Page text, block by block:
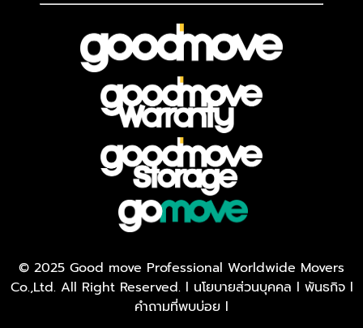
© 2025 Good move Professional Worldwide Movers
Co.,Ltd. All Right Reserved. l นโยบายส่วนบุคคล l พันธกิจl
คำถามที่พบบ่อย l